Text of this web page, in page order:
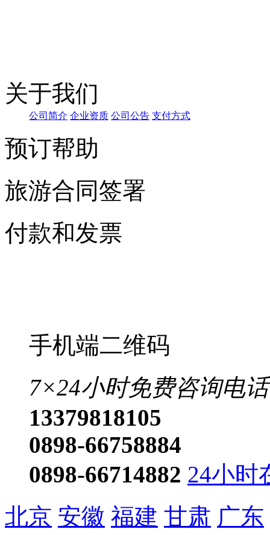
关于我们
公司简介 企业资质 公司公告 支付方式
预订帮助
旅游合同签署
付款和发票
手机端二维码
7×24小时免费咨询电话
13379818105
0898-66758884
0898-66714882 24小时
北京 安徽 福建 甘肃 广东